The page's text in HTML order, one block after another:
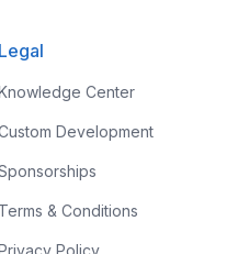
Legal
Center
Development
Terms & Conditions
Policy